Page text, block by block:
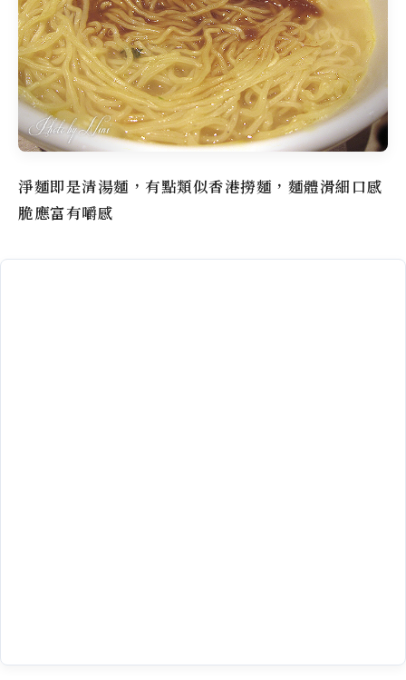
淨麵即是清湯麵，有點類似香港撈麵，麵體滑細口感
脆應富有嚼感